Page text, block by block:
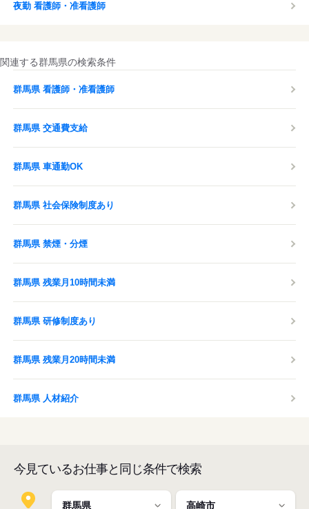
夜勤 看護師・准看護師
関連する群馬県の検索条件
群馬県 看護師・准看護師
群馬県 交通費支給
群馬県 車通勤OK
群馬県 社会保険制度あり
群馬県 禁煙・分煙
群馬県 残業月10時間未満
群馬県 研修制度あり
群馬県 残業月20時間未満
群馬県 人材紹介
今見ているお仕事と同じ条件で検索